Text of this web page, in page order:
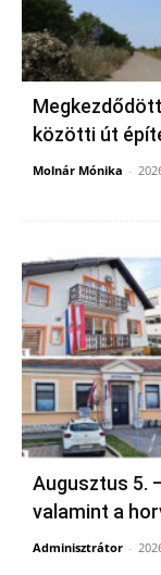
közötti út
Molnár Mónika -
Augusztus 5.
valamint a
Adminisztrátor -